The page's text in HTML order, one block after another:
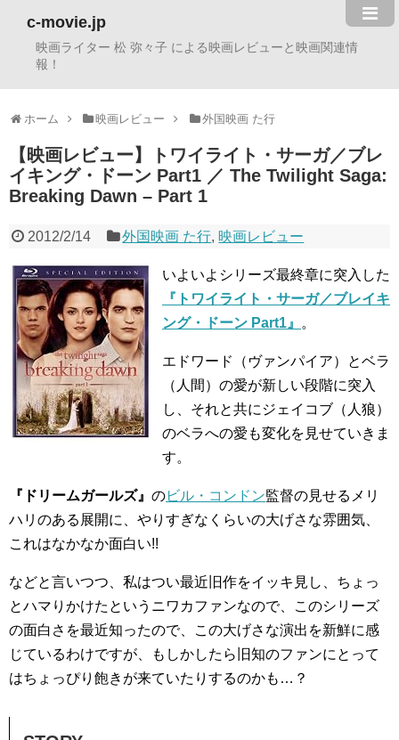
c-movie.jp
映画ライター 松 弥々子 による映画レビューと映画関連情
報！
ホーム 映画レビュー 外国映画 た行
【映画レビュー】トワイライト・サーガ／ブレ
イキング・ドーン Part1 ／ The Twilight Saga:
Breaking Dawn – Part 1
2012/2/14 外国映画 た行, 映画レビュー
いよいよシリーズ最終章に突入した
『トワイライト・サーガ／ブレイキ
ング・ドーン Part1』
。
エドワード（ヴァンパイア）とベラ
（人間）の愛が新しい段階に突入
し、それと共にジェイコブ（人狼）
のベラへの愛も変化を見せていきま
す。
『ドリームガールズ』 のビル・コンドン監督の見せるメリ
ハリのある展開に、やりすぎなくらいの大げさな雰囲気、
これはなかなか面白い!!
などと言いつつ、私はつい最近旧作をイッキ見し、ちょっ
とハマりかけたというニワカファンなので、このシリーズ
の面白さを最近知ったので、この大げさな演出を新鮮に感
じているわけですが、もしかしたら旧知のファンにとって
はちょっぴり飽きが来ていたりするのかも…？